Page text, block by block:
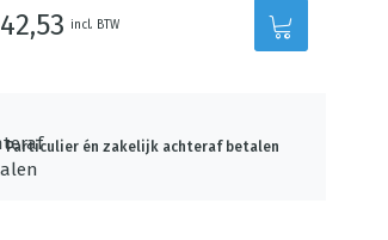
42,53 incl. BTW
Particulier én zakelijk achteraf betalen